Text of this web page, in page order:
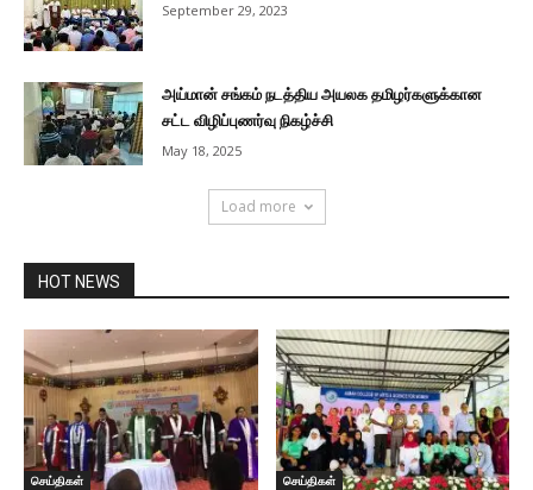
September 29, 2023
அய்மான் சங்கம் நடத்திய அயலக தமிழர்களுக்கான
சட்ட விழிப்புணர்வு நிகழ்ச்சி
May 18, 2025
Load more
HOT NEWS
செய்திகள் செய்திகள்